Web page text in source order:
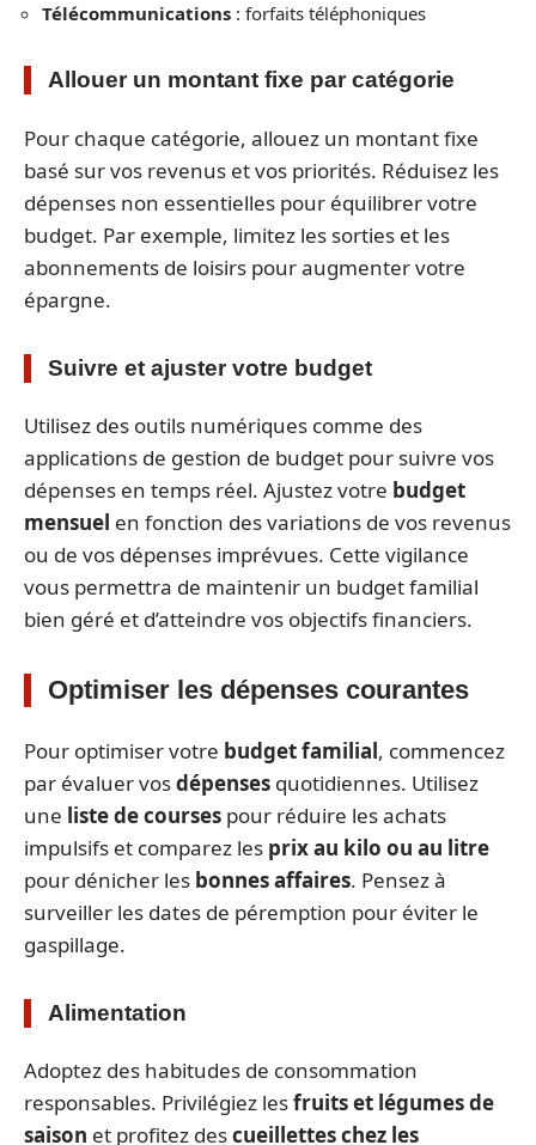
Télécommunications : forfaits téléphoniques
Allouer un montant fixe par catégorie
Pour chaque catégorie, allouez un montant fixe
basé sur vos revenus et vos priorités. Réduisez les
dépenses non essentielles pour équilibrer votre
budget. Par exemple, limitez les sorties et les
abonnements de loisirs pour augmenter votre
épargne.
Suivre et ajuster votre budget
Utilisez des outils numériques comme des
applications de gestion de budget pour suivre vos
dépenses en temps réel. Ajustez votre budget
mensuel en fonction des variations de vos revenus
ou de vos dépenses imprévues. Cette vigilance
vous permettra de maintenir un budget familial
bien géré et d’atteindre vos objectifs financiers.
Optimiser les dépenses courantes
Pour optimiser votre budget familial, commencez
par évaluer vosdépenses quotidiennes. Utilisez
une liste de courses pour réduire les achats
impulsifs et comparez les prix au kilo ou au litre
pour dénicher les bonnes affaires. Pensez à
surveiller les dates de péremption pour éviter le
gaspillage.
Alimentation
Adoptez des habitudes de consommation
responsables. Privilégiez lesfruits et légumes de
saison et profitez descueillettes chez les